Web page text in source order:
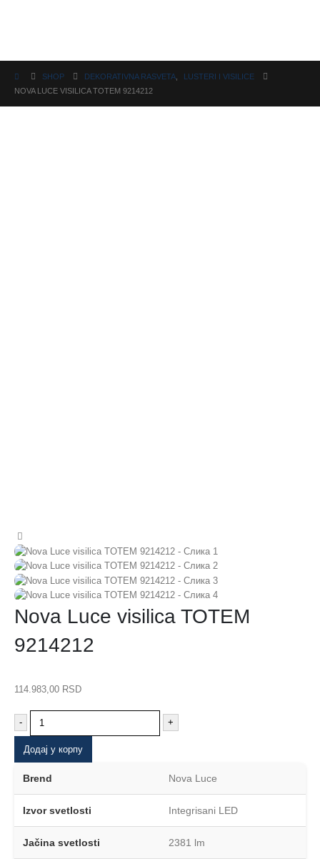
SHOP DEKORATIVNA RASVETA
LUSTERI I VISILICE
NOVA LUCE VISILICA TOTEM 9214212
Nova Luce visilica TOTEM
9214212
114.983,00 RSD
- +
Додај у корпу
Brend Nova Luce
Izvor svetlosti Integrisani LED
Jačina svetlosti 2381 lm